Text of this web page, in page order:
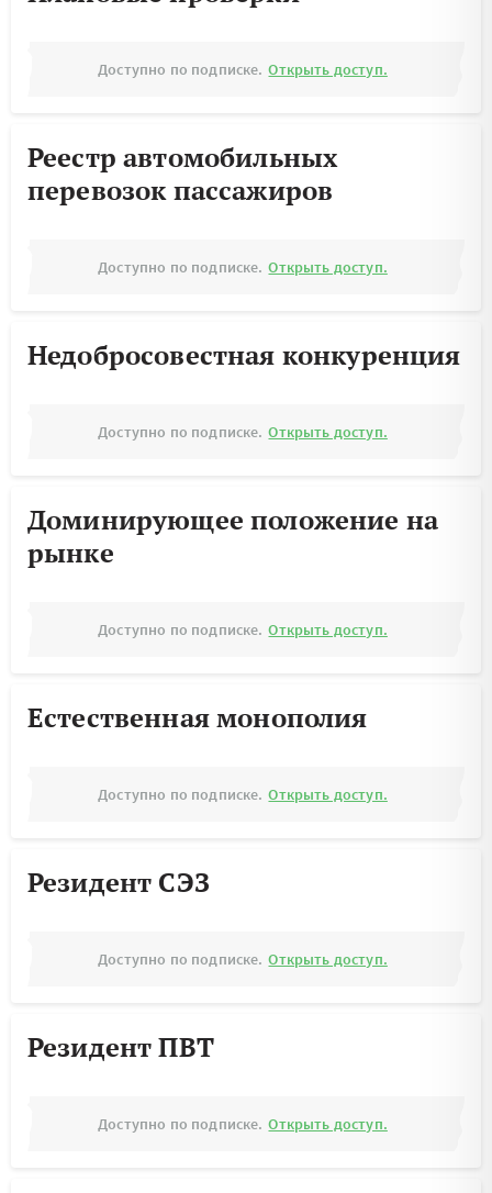
Доступно по подписке. Открыть доступ.
Реестр автомобильных
перевозок пассажиров
Доступно по подписке. Открыть доступ.
Недобросовестная конкуренция
Доступно по подписке. Открыть доступ.
Доминирующее положение на
рынке
Доступно по подписке. Открыть доступ.
Естественная монополия
Доступно по подписке. Открыть доступ.
Резидент СЭЗ
Доступно по подписке. Открыть доступ.
Резидент ПВТ
Доступно по подписке. Открыть доступ.